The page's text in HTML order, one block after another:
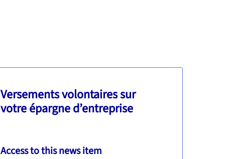
Versements volontaires sur
votre épargne d’entreprise
Access to this news item